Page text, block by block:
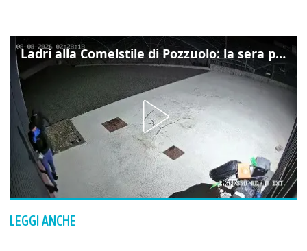
Ladri alla Comelstile di Pozzuolo: la sera prima il tentato furto a Buja, ecco le immagini
LEGGI ANCHE